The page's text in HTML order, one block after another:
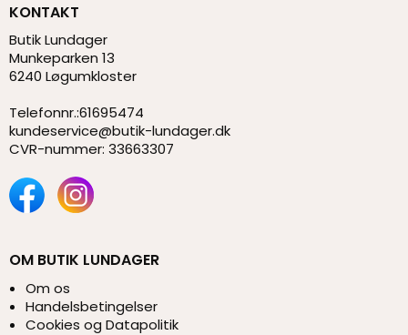
KONTAKT
Butik Lundager
Munkeparken 13
6240 Løgumkloster
Telefonnr.:61695474
kundeservice@butik-lundager.dk
CVR-nummer: 33663307
OM BUTIK LUNDAGER
Om os
Handelsbetingelser
Cookies og Datapolitik